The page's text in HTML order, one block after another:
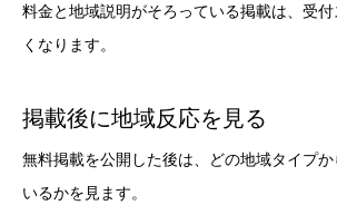
料金と地域説明がそろっている掲載は、受
くなります。
掲載後に地域反応を見る
無料掲載を公開した後は、どの地域タイプ
いるかを見ます。